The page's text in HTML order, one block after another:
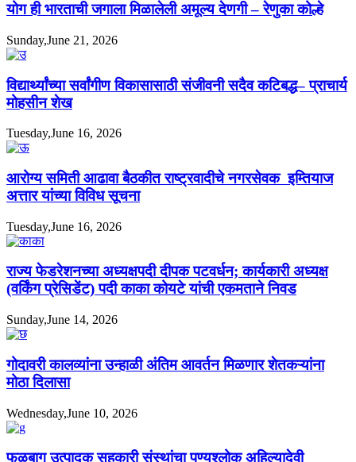
योग ही भारताची जगाला मिळालेली अमूल्य देणगी – रेणुका कोल्हे
Sunday,June 21, 2026
विद्यार्थ्यांच्या सर्वांगीण विकासासाठी संजीवनी सदैव कटिबद्ध– प्राचार्य
मोहसीन शेख
Tuesday,June 16, 2026
आरोग्य समिती आढावा बैठकीत राष्ट्रवादीचे नगरसेवक इम्तियाज
अत्तार यांच्या विविध सूचना
Tuesday,June 16, 2026
राज्य फेडरेशनच्या अध्यक्षपदी दीपक पटवर्धन; कार्यकारी अध्यक्ष
(वर्किंग प्रेसिडेंट) पदी काका कोयटे यांची एकमताने निवड
Sunday,June 14, 2026
गोदावरी कालव्यांना उन्हाळी अंतिम आवर्तन मिळणार शेतकऱ्यांना
मोठा दिलासा
Wednesday,June 10, 2026
फळबाग उत्पादक सहकारी संस्थांचा पुण्यश्लोक अहिल्यादेवी